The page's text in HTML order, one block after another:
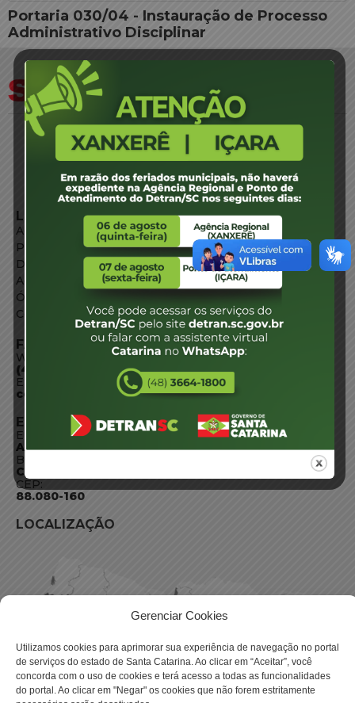
Gerenciar Cookies
Utilizamos cookies para aprimorar sua experiência de navegação no portal
de serviços do estado de Santa Catarina. Ao clicar em “Aceitar”, você
concorda com o uso de cookies e terá acesso a todas as funcionalidades
do portal. Ao clicar em "Negar" os cookies que não forem estritamente
Portaria 030/04 - Instauração de Processo
Administrativo Disciplinar
LINKS EXTERNOS
Agência de Notícias
Portal de Serviços
Diário Oficial
Acesso à Informação
Órgãos do Governo
Conheça SC
FALE CONOSCO
WhatsApp:
(48) 3664-1800
E-mail:
centraldeinformacoes@detran.sc.gov.br
ENDEREÇO
Endereço:
Av. Almirante Tamandaré - 480
Bairro:
Coqueiros, Florianópolis SC
CEP:
88.080-160
LOCALIZAÇÃO